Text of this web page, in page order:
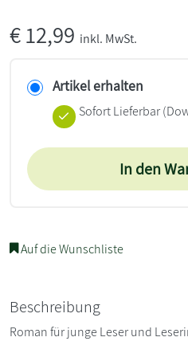
€12,99 inkl. MwSt.
Artikel erhalten
Sofort Lieferbar
In den
Auf die Wunschliste
Beschreibung
Roman für junge Leser und